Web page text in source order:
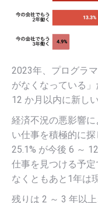
2023年、プログラ
がなくなっている
12 か月以内に新し
経済不況の悪影響
い仕事を積極的に探
25.1% が今後 6 ～
仕事を見つける予
なくともあと1年は
残りは 2 ～ 3 年以